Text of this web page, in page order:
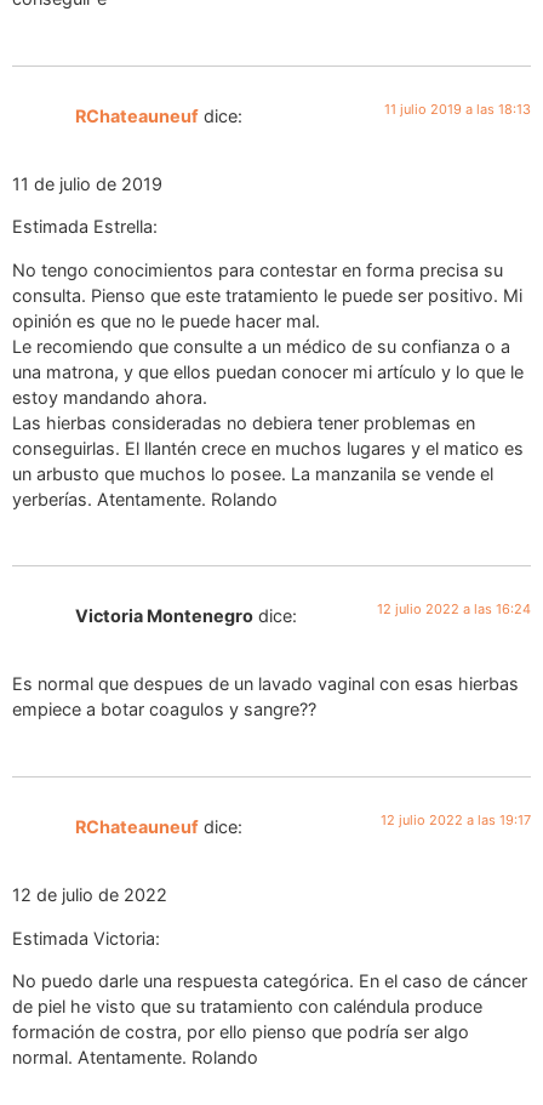
RChateauneuf dice: 11 julio 2019 a las 18:13
11 de julio de 2019
Estimada Estrella:
No tengo conocimientos para contestar en forma precisa su
consulta. Pienso que este tratamiento le puede ser positivo. Mi
opinión es que no le puede hacer mal.
Le recomiendo que consulte a un médico de su confianza o a
una matrona, y que ellos puedan conocer mi artículo y lo que le
estoy mandando ahora.
Las hierbas consideradas no debiera tener problemas en
conseguirlas. El llantén crece en muchos lugares y el matico es
un arbusto que muchos lo posee. La manzanila se vende el
yerberías. Atentamente. Rolando
Victoria Montenegro dice: 12 julio 2022 a las 16:24
Es normal que despues de un lavado vaginal con esas hierbas
empiece a botar coagulos y sangre??
RChateauneuf dice: 12 julio 2022 a las 19:17
12 de julio de 2022
Estimada Victoria:
No puedo darle una respuesta categórica. En el caso de cáncer
de piel he visto que su tratamiento con caléndula produce
formación de costra, por ello pienso que podría ser algo
normal. Atentamente. Rolando